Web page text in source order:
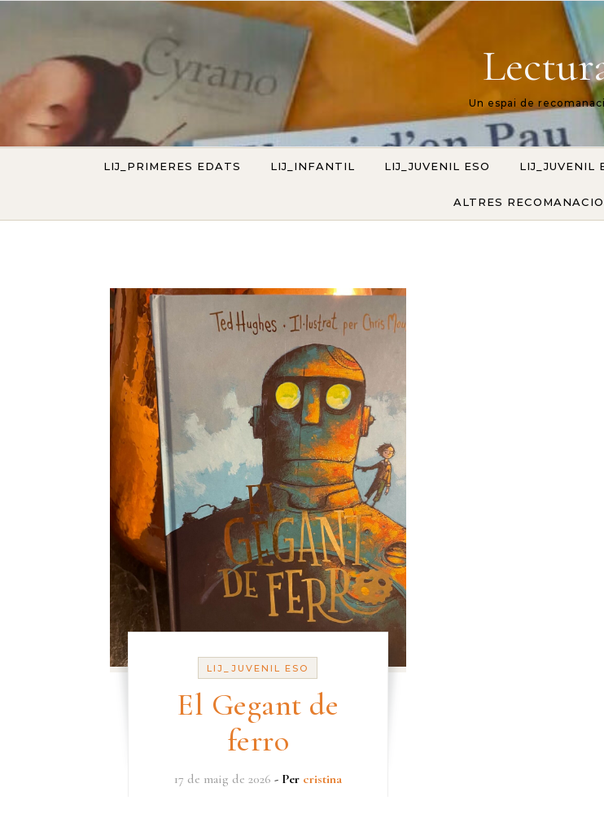
Un espai de
LIJ_PRIMERES EDATS LIJ_INFANTIL LIJ_JUVENIL ESO LIJ_JUVENIL
ALTRES
LIJ_JUVENIL ESO
El Gegant de
ferro
17 de maig de 2026 - Per cristina